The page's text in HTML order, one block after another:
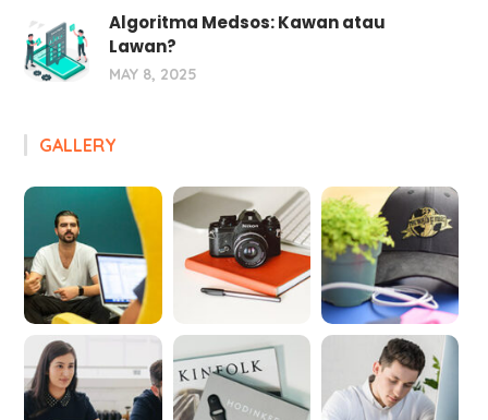
Algoritma Medsos: Kawan atau
Lawan?
MAY 8, 2025
GALLERY